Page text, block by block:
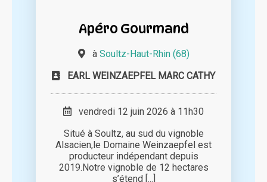
Apéro Gourmand
à Soultz-Haut-Rhin (68)
EARL WEINZAEPFEL MARC CATHY
vendredi 12 juin 2026 à 11h30
Situé à Soultz, au sud du vignoble
Alsacien,le Domaine Weinzaepfel est
producteur indépendant depuis
2019.Notre vignoble de 12 hectares
s’étend [...]